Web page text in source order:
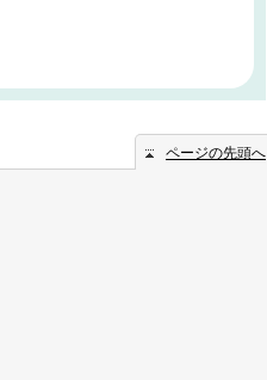
ページの先頭へ